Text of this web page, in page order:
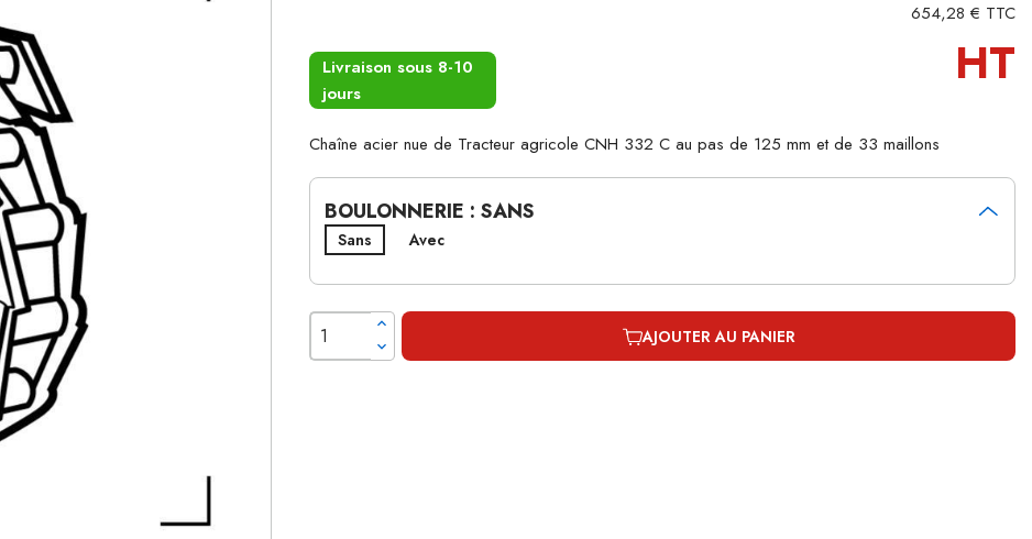
654,28 € TTC
Livraison sous 8-10
jours
HT
Chaîne acier nue de Tracteur agricole CNH 332 C au pas de 125 mm et de 33 maillons
BOULONNERIE : SANS
Sans Avec
AJOUTER AU PANIER